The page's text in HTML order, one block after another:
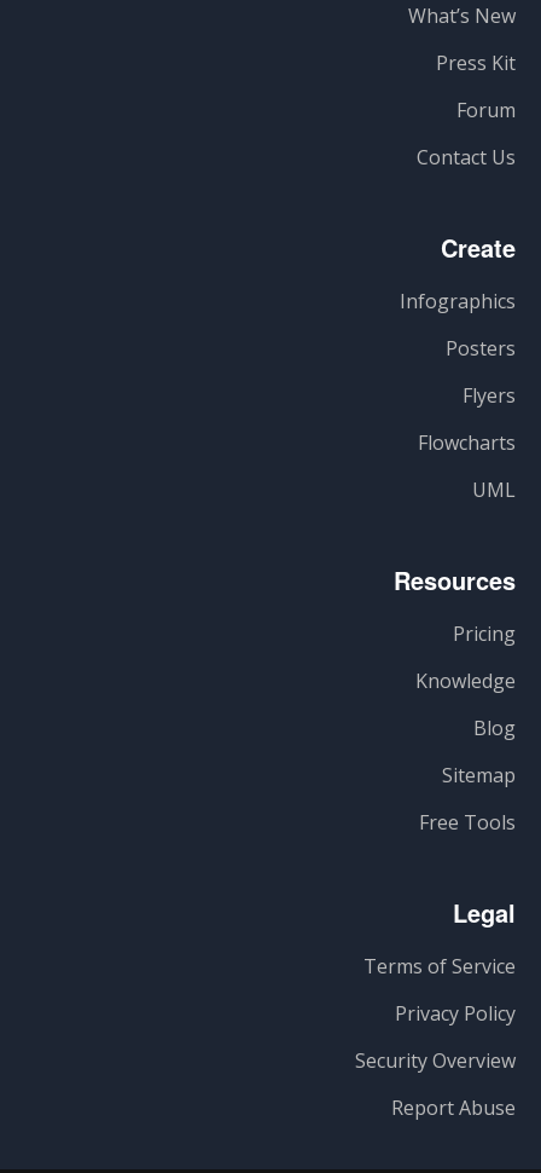
What’s New
Press Kit
Forum
Contact Us
Create
Infographics
Posters
Flyers
Flowcharts
UML
Resources
Pricing
Knowledge
Blog
Sitemap
Free Tools
Legal
Terms of Service
Privacy Policy
Security Overview
Report Abuse